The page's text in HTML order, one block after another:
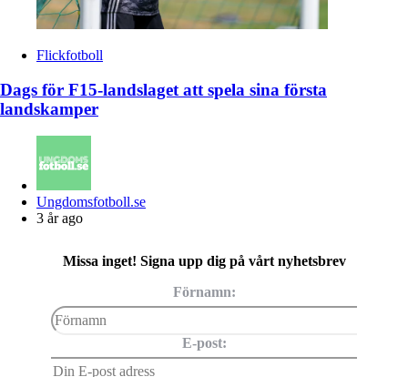
Flickfotboll
Dags för F15-landslaget att spela sina första
landskamper
Posted
by
Ungdomsfotboll.se
3 år ago
Missa inget! Signa upp dig på vårt nyhetsbrev
Förnamn:
E-post: